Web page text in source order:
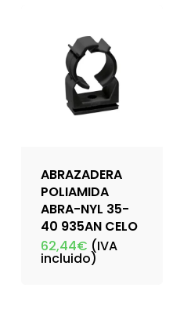
ABRAZADERA
POLIAMIDA
ABRA-NYL 35-
40 935AN CELO
62,44€ (IVA
incluido)